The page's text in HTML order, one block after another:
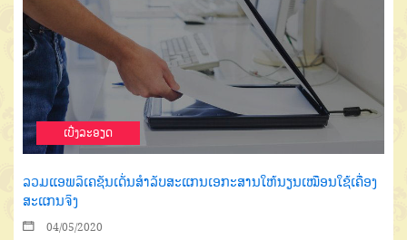
ເບີ່ງລະອຽດ
ລວມແອພລິເຄຊັນເດັ່ນສຳລັບສະແກນເອກະສານໃຫ້ນຽນເໝືອນໃຊ້ເຄື່ອງ
ສະແກນຈິງ
04/05/2020